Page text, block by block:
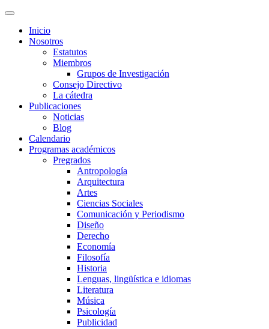
Inicio
Nosotros
Estatutos
Miembros
Grupos de Investigación
Consejo Directivo
La cátedra
Publicaciones
Noticias
Blog
Calendario
Programas académicos
Pregrados
Antropología
Arquitectura
Artes
Ciencias Sociales
Comunicación y Periodismo
Diseño
Derecho
Economía
Filosofía
Historia
Lenguas, lingüística e idiomas
Literatura
Música
Psicología
Publicidad